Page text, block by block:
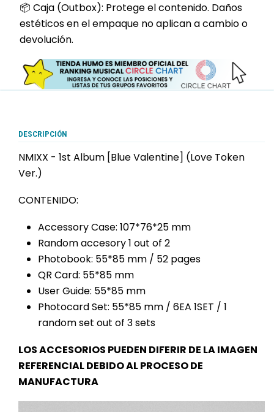
📦 Caja (Outbox): Protege el contenido. Daños
estéticos en el empaque no aplican a cambio o
devolución.
DESCRIPCIÓN
NMIXX - 1st Album [Blue Valentine] (Love Token
Ver.)
CONTENIDO:
Accessory Case: 107*76*25 mm
Random accesory 1 out of 2
Photobook: 55*85 mm / 52 pages
QR Card: 55*85 mm
User Guide: 55*85 mm
Photocard Set: 55*85 mm / 6EA 1SET / 1
random set out of 3 sets
LOS ACCESORIOS PUEDEN DIFERIR DE LA IMAGEN
REFERENCIAL DEBIDO AL PROCESO DE
MANUFACTURA